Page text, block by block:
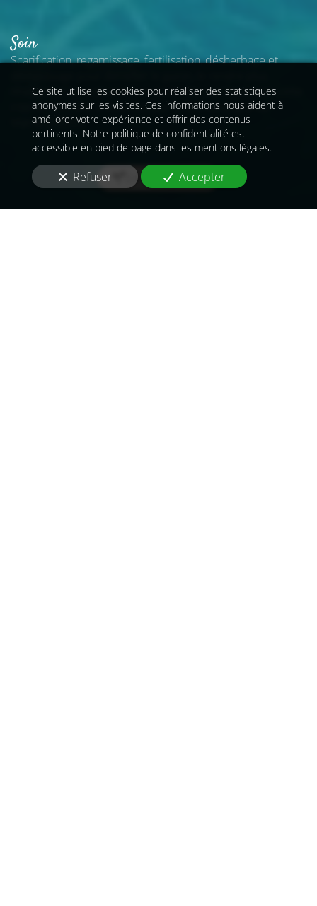
Soin
Scarification, regarnissage, fertilisation, désherbage et
résistant et lui redonner son éclat. Nous préconisons cette
intervention une à deux fois par anà Champigny-sur-
Marne (94500).
En savoir plus
Ce site utilise les cookies pour réaliser des statistiques
anonymes sur les visites. Ces informations nous aident à
améliorer votre expérience et offrir des contenus
pertinents. Notre politique de confidentialité est
accessible en pied de page dans les mentions légales.
Refuser Accepter